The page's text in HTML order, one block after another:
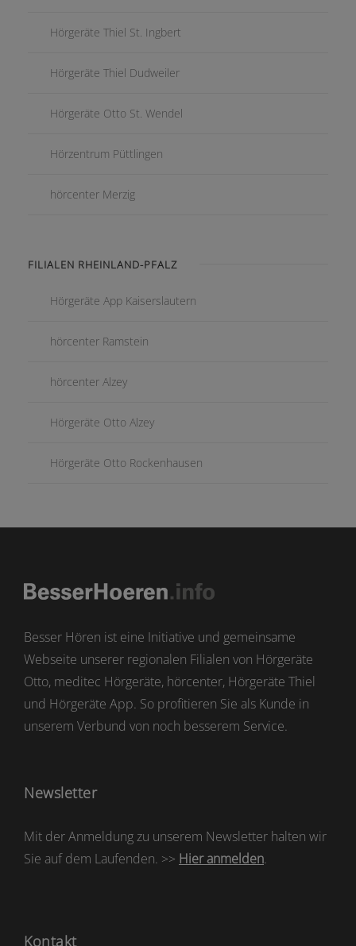
Hörgeräte Thiel St. Ingbert
Hörgeräte Thiel Dudweiler
Hörgeräte Otto St. Wendel
Hörzentrum Püttlingen
hörcenter Merzig
FILIALEN RHEINLAND-PFALZ
Hörgeräte App Kaiserslautern
hörcenter Ramstein
hörcenter Alzey
Hörgeräte Otto Alzey
Hörgeräte Otto Rockenhausen
Besser Hören ist eine Initiative und gemeinsame
Webseite unserer regionalen Filialen von Hörgeräte
Otto, meditec Hörgeräte, hörcenter, Hörgeräte Thiel
und Hörgeräte App. So profitieren Sie als Kunde in
unserem Verbund von noch besserem Service.
Newsletter
Mit der Anmeldung zu unserem Newsletter halten wir
Sie auf dem Laufenden. >> Hier anmelden.
Kontakt